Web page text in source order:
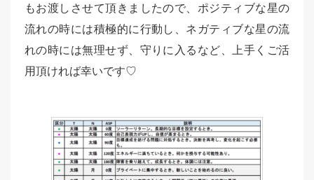
もお渡しさせて頂きましたので、ポジティブな星の
流れの時には積極的に行動し、ネガティブな星の流
れの時には無理せず、守りに入るなど、上手くご活
用頂ければ幸いです♡